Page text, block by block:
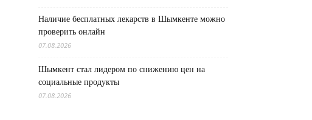
Наличие бесплатных лекарств в Шымкенте можно
проверить онлайн
07.08.2026
Шымкент стал лидером по снижению цен на
социальные продукты
07.08.2026